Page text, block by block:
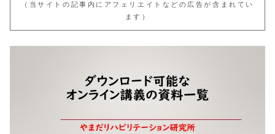
（当サイトの記事内にアフェリエイトなどの広告が含まれてい
ます）